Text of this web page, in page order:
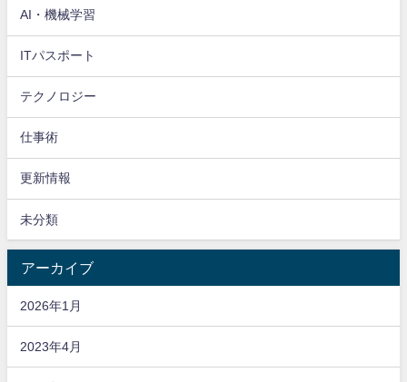
AI・機械学習
ITパスポート
テクノロジー
仕事術
更新情報
未分類
アーカイブ
2026年1月
2023年4月